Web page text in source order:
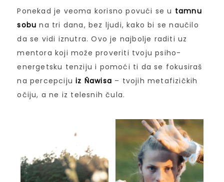
Ponekad je veoma korisno povući se u tamnu
sobu na tri dana, bez ljudi, kako bi se naučilo
da se vidi iznutra. Ovo je najbolje raditi uz
mentora koji može proveriti tvoju psiho-
energetsku tenziju i pomoći ti da se fokusiraš
na percepcijuiz Ñawisa – tvojih metafizičkih
očiju, a ne iz telesnih čula.